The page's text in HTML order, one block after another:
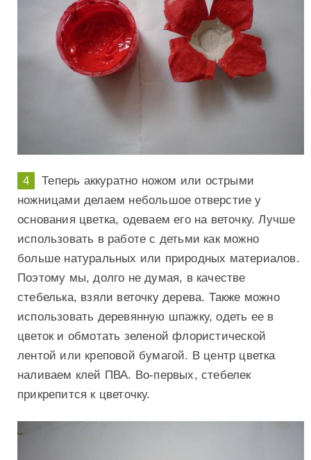
Теперь аккуратно ножом или острыми
ножницами делаем небольшое отверстие у
основания цветка, одеваем его на веточку. Лучше
использовать в работе с детьми как можно
больше натуральных или природных материалов.
Поэтому мы, долго не думая, в качестве
стебелька, взяли веточку дерева. Также можно
использовать деревянную шпажку, одеть ее в
цветок и обмотать зеленой флористической
лентой или креповой бумагой. В центр цветка
наливаем клей ПВА. Во-первых, стебелек
прикрепится к цветочку.